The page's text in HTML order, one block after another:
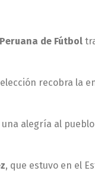
de Fútbol
recobra la
alegría al
, que estuvo en el